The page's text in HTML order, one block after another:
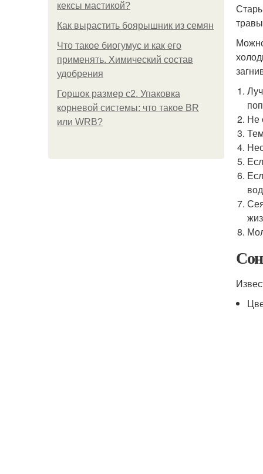
кексы мастикой?
Как вырастить боярышник из семян
Что такое биогумус и как его
применять. Химический состав
удобрения
Горшок размер с2. Упаковка
корневой системы: что такое BR
или WRB?
Не